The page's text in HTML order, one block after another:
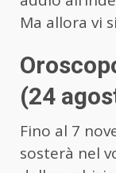
Ma allora vi
(24
Fino al 7
sosterà nel